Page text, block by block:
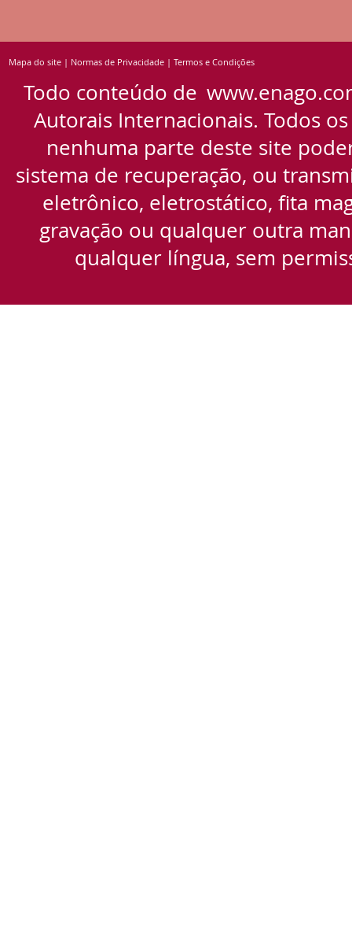
Mapa do site | Normas de Privacidade | Termos e Condições
Todo conteúdo de
Autorais Internacionais. Todos
nenhuma parte deste site
sistema de recuperação, ou
eletrônico, eletrostático, fita
gravação ou qualquer outra
qualquer língua, sem